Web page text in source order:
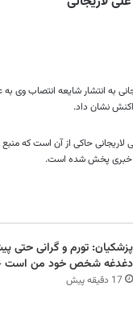
به انتشار شایعه انتصاب وی
نشان داد.
لاریجانی حاکی از آن است که
خبری پخش شده است.
پزشکیان: تورم و گرانی حتی
دغدغه شخص خود من
17 دقیقه پیش